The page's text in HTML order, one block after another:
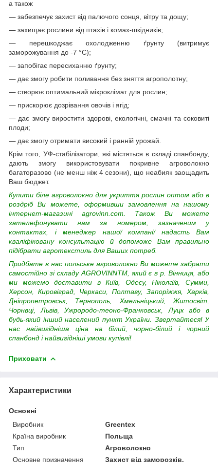
а також
— забезпечує захист від палючого сонця, вітру та дощу;
— захищає рослини від птахів і комах-шкідників;
— перешкоджає охолодженню ґрунту (витримує
заморожування до -7 °C);
— запобігає пересиханню ґрунту;
— дає змогу робити поливання без зняття агрополотну;
— створює оптимальний мікроклімат для рослин;
— прискорює дозрівання овочів і ягід;
— дає змогу виростити здорові, екологічні, смачні та соковиті
плоди;
— дає змогу отримати високий і ранній урожай.
Крім того, УФ-стабілізатори, які містяться в складі спанбонду,
дають змогу використовувати покривне агроволокно
багаторазово (не менш ніж 4 сезони), що неабияк заощадить
Ваш бюджет.
Купити біле агроволокно для укриття рослин оптом або в
роздріб Ви можете, оформивши замовлення на нашому
інтернет-магазині agrovinn.com. Також Ви можете
зателефонувати нам за номером, зазначеним у
контактах, і менеджер нашої компанії надасть Вам
кваліфіковану консультацію й допоможе Вам правильно
підібрати агротекстиль для Ваших потреб.
Придбате в нас польське агроволокно Ви можете забрати
самостійно зі складу AGROVINNTM, який є в р. Вінниця, або
ми можемо доставити в Київ, Одесу, Ніколаїв, Сумми,
Херсон, Кировіград, Черкаси, Полтаву, Запоріжжя, Харків,
Дніпропетровськ, Тернополь, Хмельніцький, Житосвіт,
Чорнвці, Львів, Ужрородо-теоно-Франковськ, Луцк або в
будь-який інший населений пункт України. Звертайтеся! У
нас найвигідніша ціна на білий, чорно-білий і чорний
спанбонд і найвигідніші умови купівлі!
Приховати
Характеристики
Основні
Виробник
Greentex
Країна виробник
Польща
Тип
Агроволокно
Основне призначення
Захист від заморозків,